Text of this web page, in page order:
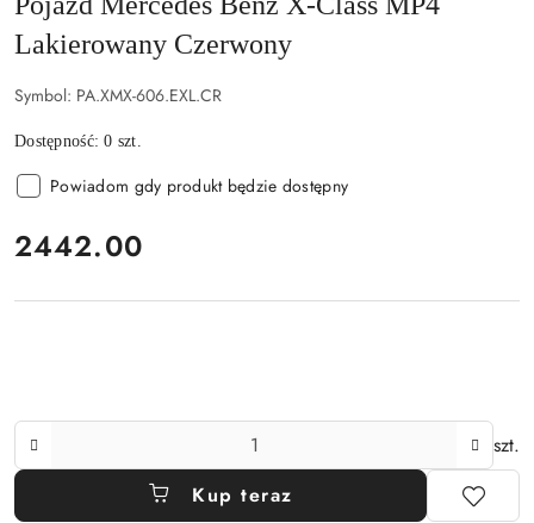
Lakierowany Czerwony
Symbol: PA.XMX-606.EXL.CR
Dostępność:0 szt.
Powiadom gdy produkt będzie dostępny
cena:
2442.00
szt.
Kup teraz